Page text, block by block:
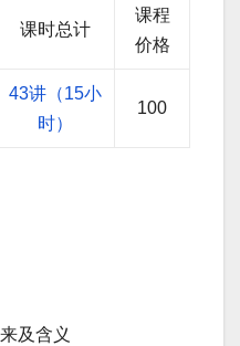
课时总计
课程
价格
43讲（15小
时）
100
及含义